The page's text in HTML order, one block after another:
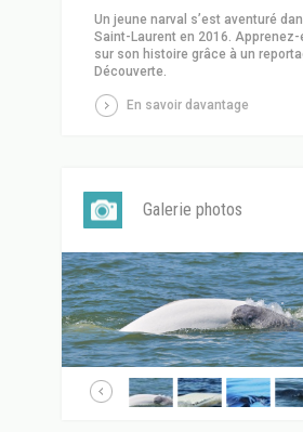
Un jeune narval s’est aventuré
Saint-Laurent en 2016. Apprenez-
sur son histoire grâce à un
Découverte.
En savoir davantage
Galerie photos